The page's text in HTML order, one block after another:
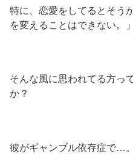
特に、恋愛をしてるとそう
を変えることはできない。」
そんな風に思われてる方っ
か？
彼がギャンブル依存症で…。